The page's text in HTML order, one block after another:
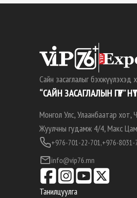
Сайн засаглалыг бэхжүүлэхэд
“САЙН ЗАСАГЛАЛЫН ГҮҮР”
Монгол Улс, Улаанбаатар хот,
Жуулчны гудамж 4/4, Макс
+976-701-22-701,+976-8031-
info@vip76.mn
Танилцуулга